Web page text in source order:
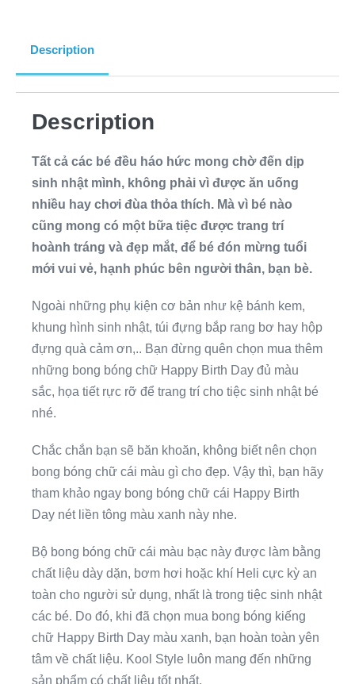
Description
Description
Tất cả các bé đều háo hức mong chờ đến dịp
sinh nhật mình, không phải vì được ăn uống
nhiều hay chơi đùa thỏa thích. Mà vì bé nào
cũng mong có một bữa tiệc được trang trí
hoành tráng và đẹp mắt, để bé đón mừng tuổi
mới vui vẻ, hạnh phúc bên người thân, bạn bè.
Ngoài những phụ kiện cơ bản như kệ bánh kem,
khung hình sinh nhật, túi đựng bắp rang bơ hay hộp
đựng quà cảm ơn,.. Bạn đừng quên chọn mua thêm
những bong bóng chữ Happy Birth Day đủ màu
sắc, họa tiết rực rỡ để trang trí cho tiệc sinh nhật bé
nhé.
Chắc chắn bạn sẽ băn khoăn, không biết nên chọn
bong bóng chữ cái màu gì cho đẹp. Vậy thì, bạn hãy
tham khảo ngay bong bóng chữ cái Happy Birth
Day nét liền tông màu xanh này nhe.
Bộ bong bóng chữ cái màu bạc này được làm bằng
chất liệu dày dặn, bơm hơi hoặc khí Heli cực kỳ an
toàn cho người sử dụng, nhất là trong tiệc sinh nhật
các bé. Do đó, khi đã chọn mua bong bóng kiếng
chữ Happy Birth Day màu xanh, bạn hoàn toàn yên
tâm về chất liệu. Kool Style luôn mang đến những
sản phẩm có chất liệu tốt nhất.